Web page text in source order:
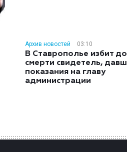
Архив новостей 03:10
В Ставрополье избит до
смерти свидетель,
показания на главу
администрации